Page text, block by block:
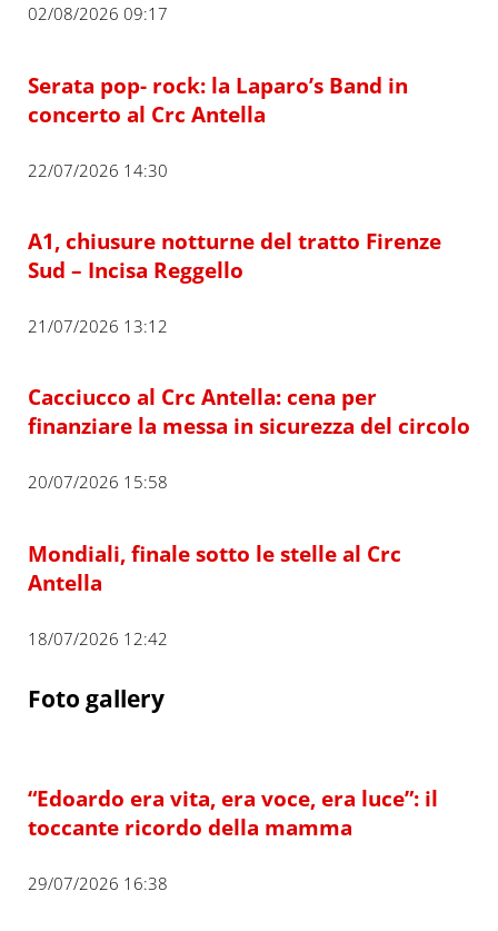
02/08/2026 09:17
Serata pop- rock: la Laparo’s Band in
concerto al Crc Antella
22/07/2026 14:30
A1, chiusure notturne del tratto Firenze
Sud – Incisa Reggello
21/07/2026 13:12
Cacciucco al Crc Antella: cena per
finanziare la messa in sicurezza del circolo
20/07/2026 15:58
Mondiali, finale sotto le stelle al Crc
Antella
18/07/2026 12:42
Foto gallery
“Edoardo era vita, era voce, era luce”: il
toccante ricordo della mamma
29/07/2026 16:38